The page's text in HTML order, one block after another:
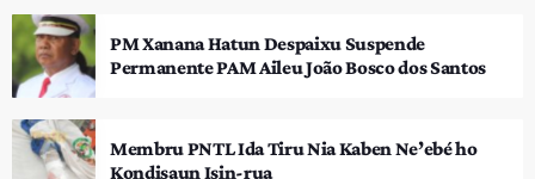
PM Xanana Hatun Despaixu Suspende
Permanente PAM Aileu João Bosco dos Santos
Membru PNTL Ida Tiru Nia Kaben Ne’ebé ho
Kondisaun Isin-rua